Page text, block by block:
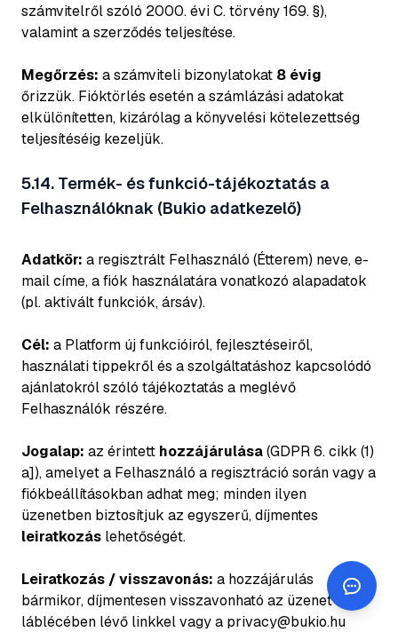
számvitelről szóló 2000. évi C. törvény 169. §),
valamint a szerződés teljesítése.
Megőrzés: a számviteli bizonylatokat 8 évig
őrizzük. Fióktörlés esetén a számlázási adatokat
elkülönítetten, kizárólag a könyvelési kötelezettség
teljesítéséig kezeljük.
5.14. Termék- és funkció-tájékoztatás a
Felhasználóknak (Bukio adatkezelő)
Adatkör: a regisztrált Felhasználó (Étterem) neve, e-
mail címe, a fiók használatára vonatkozó alapadatok
(pl. aktivált funkciók, ársáv).
Cél: a Platform új funkcióiról, fejlesztéseiről,
használati tippekről és a szolgáltatáshoz kapcsolódó
ajánlatokról szóló tájékoztatás a meglévő
Felhasználók részére.
Jogalap: az érintett hozzájárulása(GDPR 6. cikk (1)
a]), amelyet a Felhasználó a regisztráció során vagy a
fiókbeállításokban adhat meg; minden ilyen
üzenetben biztosítjuk az egyszerű, díjmentes
leiratkozás lehetőségét.
Leiratkozás / visszavonás: a hozzájárulás
bármikor, díjmentesen visszavonható az üzenet
láblécében lévő linkkel vagy a privacy@bukio.hu